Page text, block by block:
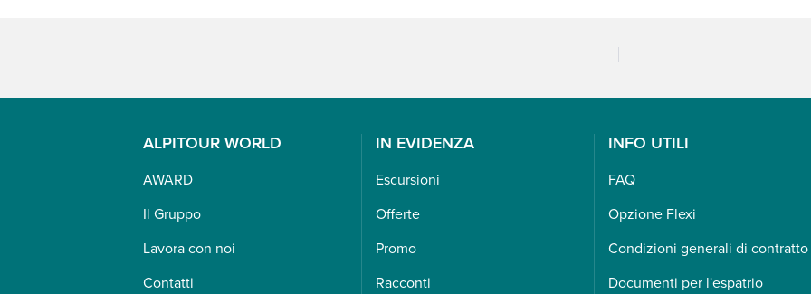
ALPITOUR WORLD
AWARD
Il Gruppo
Lavora con noi
Contatti
IN EVIDENZA
Escursioni
Offerte
Promo
Racconti
INFO UTILI
FAQ
Opzione Flexi
Condizioni generali di contratto
Documenti per l'espatrio